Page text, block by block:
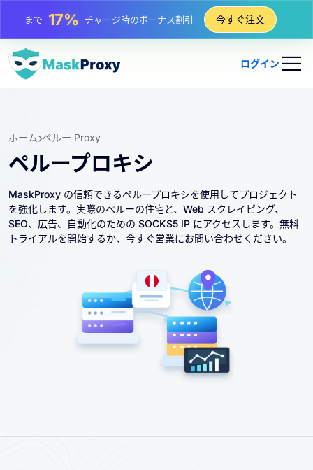
まで25%静的 IP 購入の割引
まで 81%
今すぐ注文
ログイン
ホーム ペルー Proxy
ペループロキシ
MaskProxy の信頼できるペループロキシを使用してプロジェクト
を強化します。実際のペルーの住宅と、Web スクレイピング、
SEO、広告、自動化のための SOCKS5 IP にアクセスします。無料
トライアルを開始するか、今すぐ営業にお問い合わせください。